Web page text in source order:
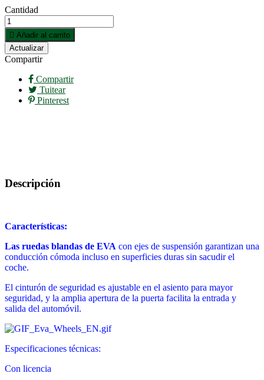
Cantidad
 Añadir al carrito
Compartir
Compartir
Tuitear
Pinterest
Descripción
Características:
Las ruedas blandas de EVA con ejes de suspensión garantizan una
conducción cómoda incluso en superficies duras sin sacudir el
coche.
El cinturón de seguridad es ajustable en el asiento para mayor
seguridad, y la amplia apertura de la puerta facilita la entrada y
salida del automóvil.
Especificaciones técnicas:
Con licencia